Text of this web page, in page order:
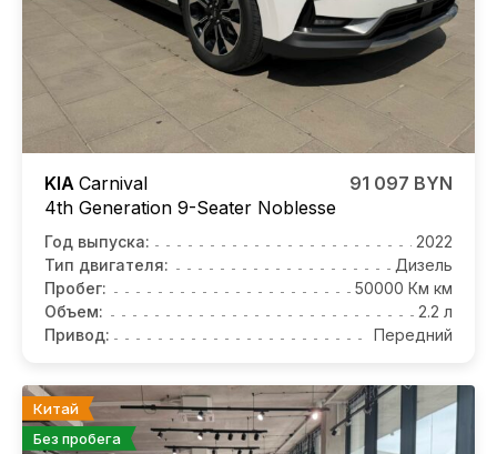
KIA Carnival
4th Generation 9-Seater Noblesse
91 097 BYN
Год выпуска:
2022
Тип двигателя:
Дизель
Пробег:
50000 Км км
Объем:
2.2 л
Привод:
Передний
Китай
Без пробега